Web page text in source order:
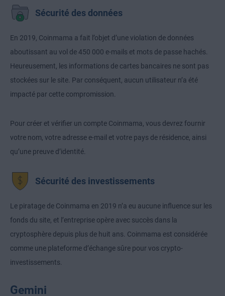
Sécurité des données
En 2019, Coinmama a fait l’objet d’une violation de données
aboutissant au vol de 450 000 e-mails et mots de passe hachés.
Heureusement, les informations de cartes bancaires ne sont pas
stockées sur le site. Par conséquent, aucun utilisateur n’a été
impacté par cette compromission.
Pour créer et vérifier un compte Coinmama, vous devrez fournir
votre nom, votre adresse e-mail et votre pays de résidence, ainsi
qu’une preuve d’identité.
Sécurité des investissements
Le piratage de Coinmama en 2019 n’a eu aucune influence sur les
fonds du site, et l’entreprise opère avec succès dans la
cryptosphère depuis plus de huit ans. Coinmama est considérée
comme une plateforme d’échange sûre pour vos crypto-
investissements.
Gemini